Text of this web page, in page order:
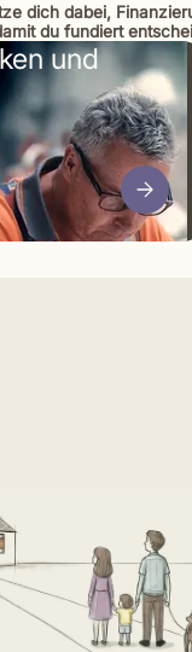
dich dabei,
du fundiert
und